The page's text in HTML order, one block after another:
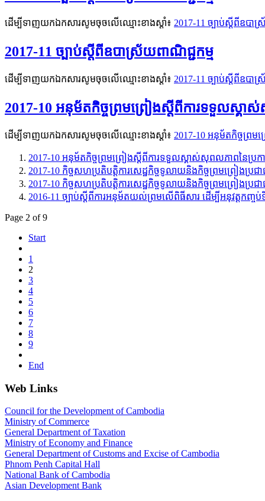
ដើម្បីទាញយកឯកសារសូមចុចលើឈ្មោះខាងស្តាំ៖ 2017-11 ច្បាប់ស្តីពីឧបា
2017-11 ច្បាប់ស្តីពីឧបាស្រ័យពាណិជ្ជកម្ម
ដើម្បីទាញយកឯកសារសូមចុចលើឈ្មោះខាងស្តាំ៖ 2017-11 ច្បាប់ស្តីពីឧបា
2017-10 អនុម័តកិច្ចព្រមព្រៀងស្តីពីការទទួលស្គា
ដើម្បីទាញយកឯកសារសូមចុចលើឈ្មោះខាងស្តាំ៖ 2017-10 អនុម័តកិច្ចព្រ
2017-10 អនុម័តកិច្ចព្រមព្រៀងស្តីពីការទទួលស្គាស់សុពលភាពនៃប្រក
2017-10 កិច្ចសហប្រតិបត្តិការសេដ្ឋកិច្ចទូលាយនិងកិច្ចព្រមព្រៀងប្រជ
2017-10 កិច្ចសហប្រតិបត្តិការសេដ្ឋកិច្ចទូលាយនិងកិច្ចព្រមព្រៀងប្រជ
2016-11 ច្បាប់ស្តីពីការអនុម័តយល់ព្រមលើពិធីសារ ដើម្បីអនុវត្តកញ្ចប់
Page 2 of 9
Start
1
2
3
4
5
6
7
8
9
End
Web Links
Council for the Development of Cambodia
Ministry of Commerce
General Department of Taxation
Ministry of Economy and Finance
General Department of Customs and Excise of Cambodia
Phnom Penh Capital Hall
National Bank of Cambodia
Asian Development Bank